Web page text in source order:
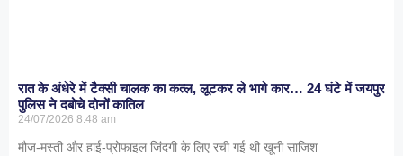
रात के अंधेरे में टैक्सी चालक का कत्ल, लूटकर ले भागे कार… 24 घंटे में जयपुर
पुलिस ने दबोचे दोनों कातिल
24/07/2026 8:48 am
मौज-मस्ती और हाई-प्रोफाइल जिंदगी के लिए रची गई थी खूनी साजिश